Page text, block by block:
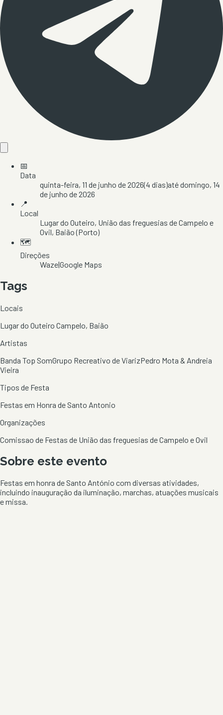
📅
Data
quinta-feira, 11 de junho de 2026(4 dias)atédomingo, 14
de junho de 2026
📍
Local
Lugar do Outeiro, União das freguesias de Campelo e
Ovil, Baião(Porto)
🗺️
Direções
Waze|Google Maps
Tags
Locais
Lugar do Outeiro Campelo, Baião
Artistas
Banda Top SomGrupo Recreativo de ViarizPedro Mota & Andreia
Vieira
Tipos de Festa
Festas em Honra de Santo Antonio
Organizações
Comissao de Festas de União das freguesias de Campelo e Ovil
Sobre este evento
Festas em honra de Santo António com diversas atividades,
incluindo inauguração da iluminação, marchas, atuações musicais
e missa.